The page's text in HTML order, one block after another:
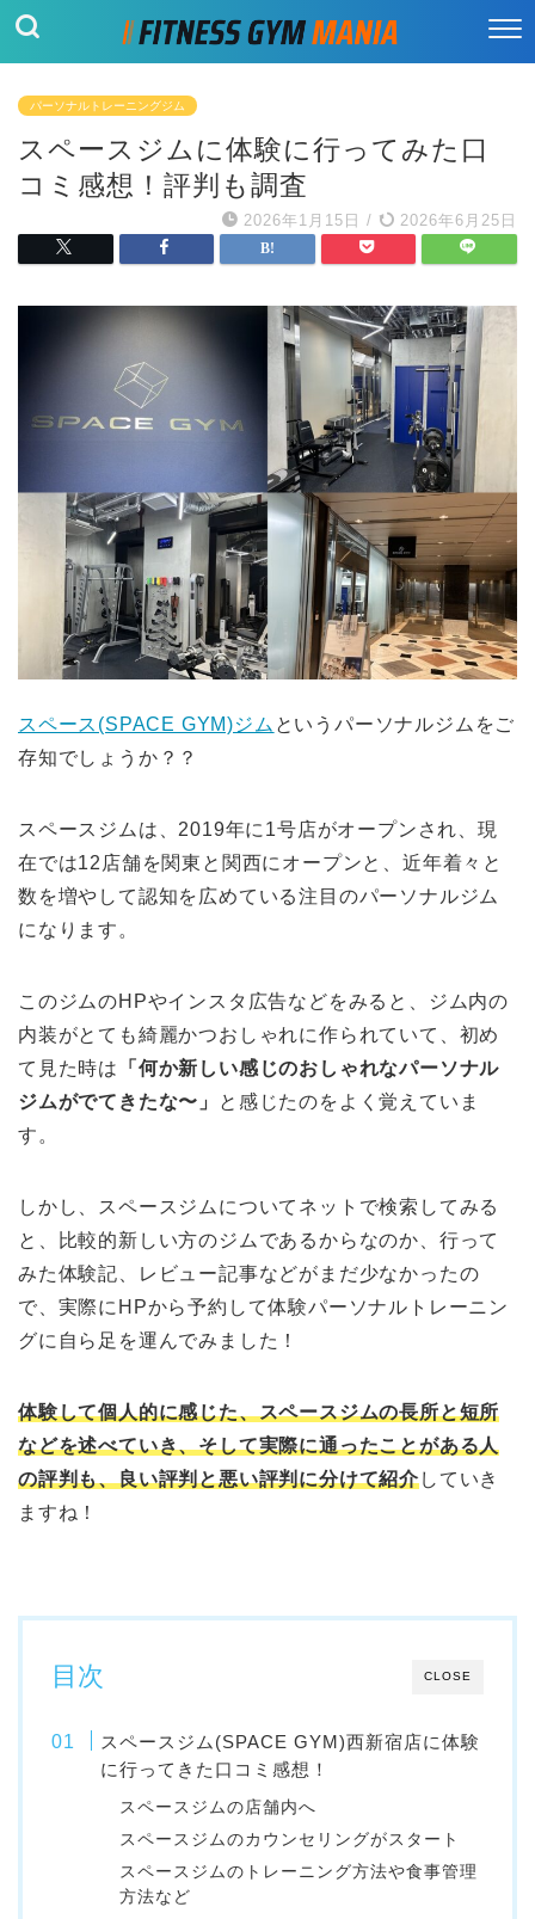
パーソナルトレーニングジム
スペースジムに体験に行ってみた口
コミ感想！評判も調査
2026年1月15日 / 2026年6月25日
スペース(SPACE GYM)ジム というパーソナルジムをご
存知でしょうか？？
スペースジムは、2019年に1号店がオープンされ、現
在では12店舗を関東と関西にオープンと、近年着々と
数を増やして認知を広めている注目のパーソナルジム
になります。
このジムのHPやインスタ広告などをみると、ジム内の
内装がとても綺麗かつおしゃれに作られていて、初め
て見た時は
「何か新しい感じのおしゃれなパーソナル
ジムがでてきたな〜」
と感じたのをよく覚えていま
す。
しかし、スペースジムについてネットで検索してみる
と、比較的新しい方のジムであるからなのか、行って
みた体験記、レビュー記事などがまだ少なかったの
で、実際にHPから予約して体験パーソナルトレーニン
グに自ら足を運んでみました！
体験して個人的に感じた、スペースジムの長所と短所
などを述べていき、そして実際に通ったことがある人
の評判も、良い評判と悪い評判に分けて紹介していき
ますね！
CLOSE
目次
スペースジム(SPACE GYM)西新宿店に体験
に行ってきた口コミ感想！
スペースジムの店舗内へ
スペースジムのカウンセリングがスタート
スペースジムのトレーニング方法や食事管理
方法など